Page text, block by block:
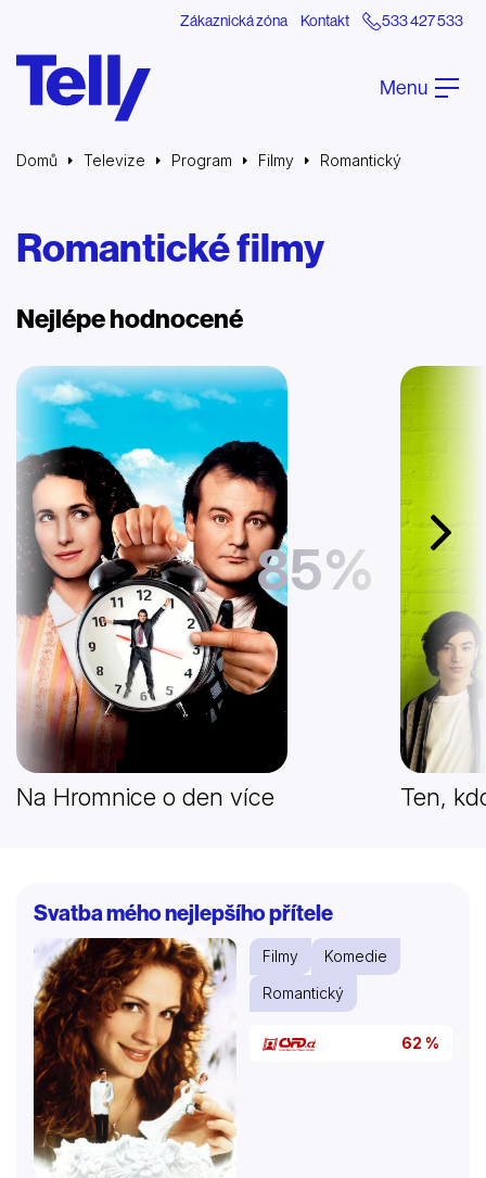
Zákaznická zóna Kontakt 533 427 533
Menu
Domů Televize Program Filmy Romantický
Romantické filmy
Nejlépe hodnocené
Další
85%
Na Hromnice o den více Ten,
Svatba mého nejlepšího přítele
Filmy
Komedie
Romantický
62 %